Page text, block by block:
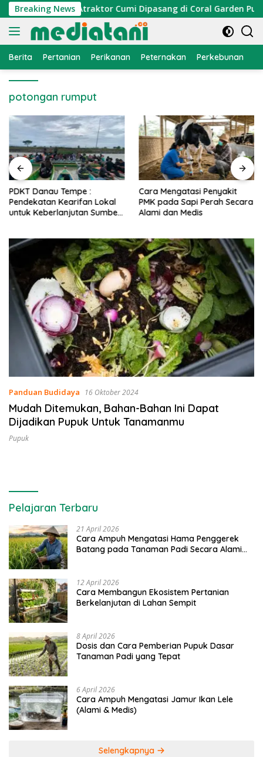
Langsung
ke
konten
Breaking News
Nelayan, Atraktor Cumi Dipasang di Coral Garden Pulau
Berita Pertanian Perikanan Peternakan Perkebunan
potongan rumput
PDKT Danau Tempe :
Pendekatan Kearifan Lokal
untuk Keberlanjutan Sumber
Cara Mengatasi Penyakit
PMK pada Sapi Perah Secara
Alami dan Medis
Panduan Budidaya 16 Oktober 2024
Mudah Ditemukan, Bahan-Bahan Ini Dapat
Dijadikan Pupuk Untuk Tanamanmu
Pupuk
Pelajaran Terbaru
21 April 2026
Cara Ampuh Mengatasi Hama Penggerek
Batang pada Tanaman Padi Secara Alami
12 April 2026
Cara Membangun Ekosistem Pertanian
Berkelanjutan di Lahan Sempit
8 April 2026
Dosis dan Cara Pemberian Pupuk Dasar
Tanaman Padi yang Tepat
6 April 2026
Cara Ampuh Mengatasi Jamur Ikan Lele
(Alami & Medis)
Selengkapnya